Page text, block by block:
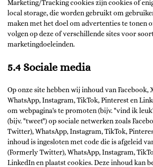
Marketing/Tracking cookies zijn cookies of
local storage, die worden gebruikt om
maken met het doel om advertenties te tonen
volgen op deze of verschillende sites voor
marketingdoeleinden.
5.4 Sociale media
Op onze site hebben wij inhoud van Facebook,
WhatsApp, Instagram, TikTok, Pinterest en
om webpagina's te promoten (bijv. "vind ik
(bijv. "tweet") op sociale netwerken zoals
Twitter), WhatsApp, Instagram, TikTok,
inhoud is ingesloten met code die is afgeleid
(Formerly Twitter), WhatsApp, Instagram,
LinkedIn en plaatst cookies. Deze inhoud kan